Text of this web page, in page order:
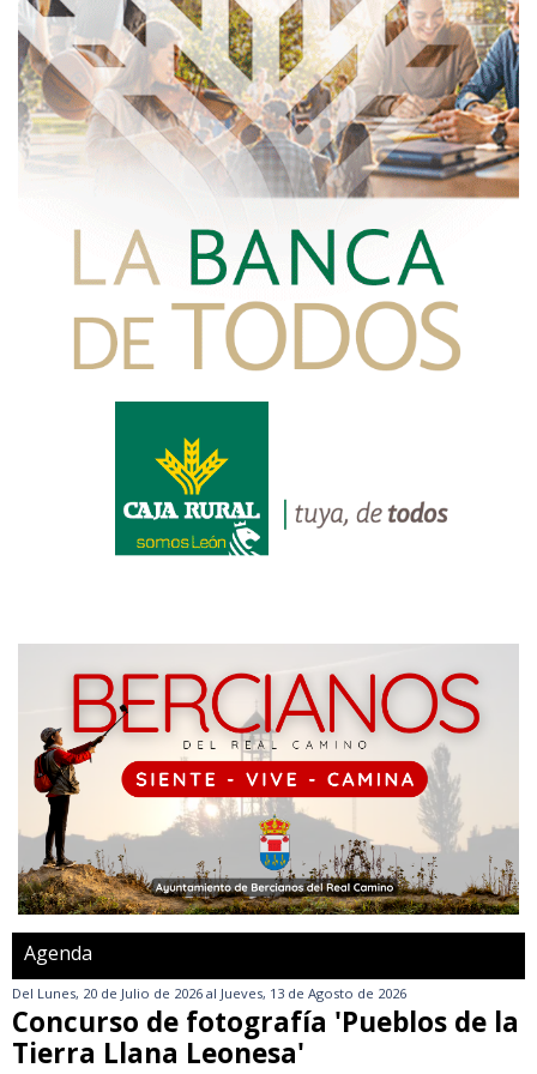
Agenda
Del Lunes, 20 de Julio de 2026 al Jueves, 13 de Agosto de 2026
Concurso de fotografía 'Pueblos de la
Tierra Llana Leonesa'